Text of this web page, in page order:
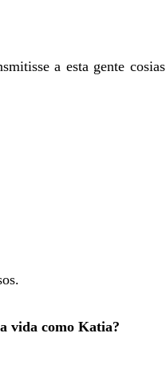
a esta gente cosias
vida como Katia?